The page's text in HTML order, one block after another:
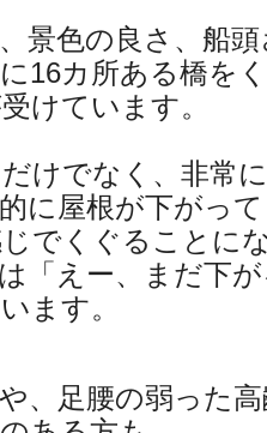
景色の良さ、船
16カ所ある橋を
けています。
けでなく、非常
に屋根が下がっ
でくぐることに
「えー、まだ下
ます。
、足腰の弱った